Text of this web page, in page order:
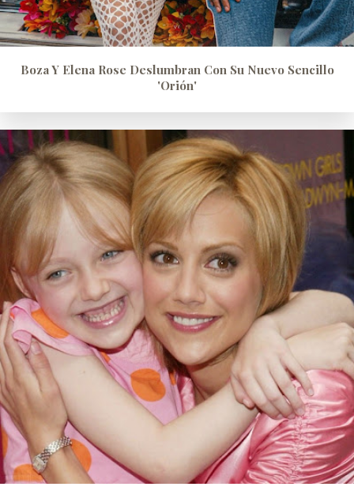
Boza Y Elena Rose Deslumbran Con Su Nuevo Sencillo
'Orión'